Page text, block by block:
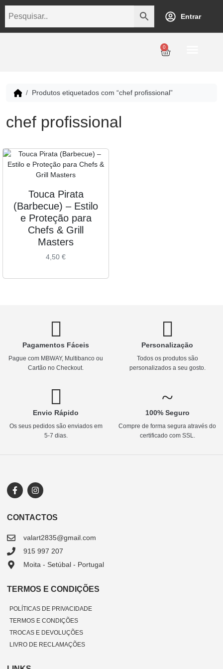
Entrar
0
Produtos etiquetados com “chef profissional”
chef profissional
Touca Pirata
(Barbecue) – Estilo
e Proteção para
Chefs & Grill
Masters
4,50 €
Pagamentos Fáceis
Pague com MBWAY, Multibanco ou
Cartão no Checkout.
Personalização
Todos os produtos são
personalizados a seu gosto.
Envio Rápido
Os seus pedidos são enviados em
5-7 dias.
100% Seguro
Compre de forma segura através do
certificado com SSL.
CONTACTOS
valart2835@gmail.com
915 997 207
Moita - Setúbal - Portugal
TERMOS E CONDIÇÕES
POLÍTICAS DE PRIVACIDADE
TERMOS E CONDIÇÕES
TROCAS E DEVOLUÇÕES
LIVRO DE RECLAMAÇÕES